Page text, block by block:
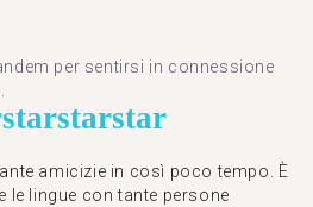
per sentirsi in connessione
starstarstar
amicizie in così poco tempo. È
le lingue con tante persone